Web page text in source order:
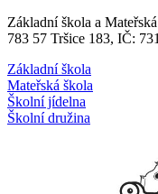
Základní škola a
783 57 Tršice 183, IČ:
Základní škola
Mateřská škola
Školní jídelna
Školní družina